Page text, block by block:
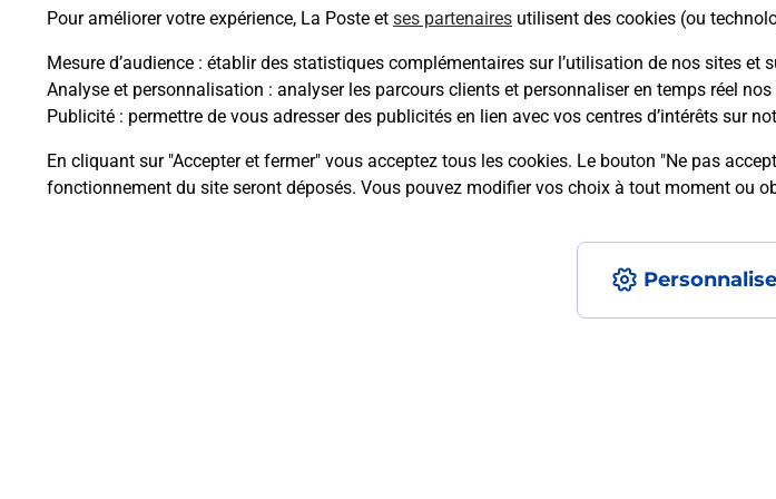
Pour améliorer votre expérience, La Poste et ses partenaires utilisent des cookies (ou
Mesure d’audience : établir des statistiques complémentaires sur l’utilisation de nos sites et
Analyse et personnalisation : analyser les parcours clients et personnaliser en temps réel
Publicité : permettre de vous adresser des publicités en lien avec vos centres d’intérêts sur
En cliquant sur "Accepter et fermer" vous acceptez tous les cookies. Le bouton "Ne pas
fonctionnement du site seront déposés. Vous pouvez modifier vos choix à tout moment ou
Questions fréquemment